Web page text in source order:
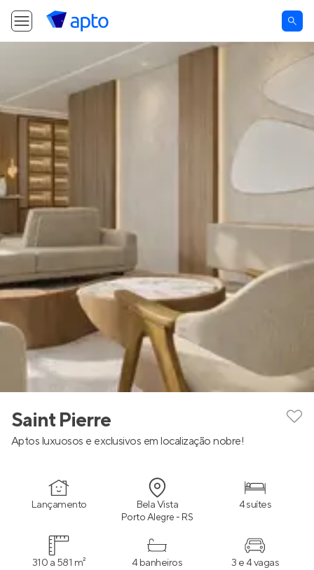
Saint Pierre
Aptos luxuosos e exclusivos em localização nobre!
Lançamento Bela Vista
Porto Alegre - RS
4 suítes
310 a 581 m² 4 banheiros 3 e 4 vagas